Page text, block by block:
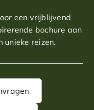
een vrijblijvend
bochure aan
unieke reizen.